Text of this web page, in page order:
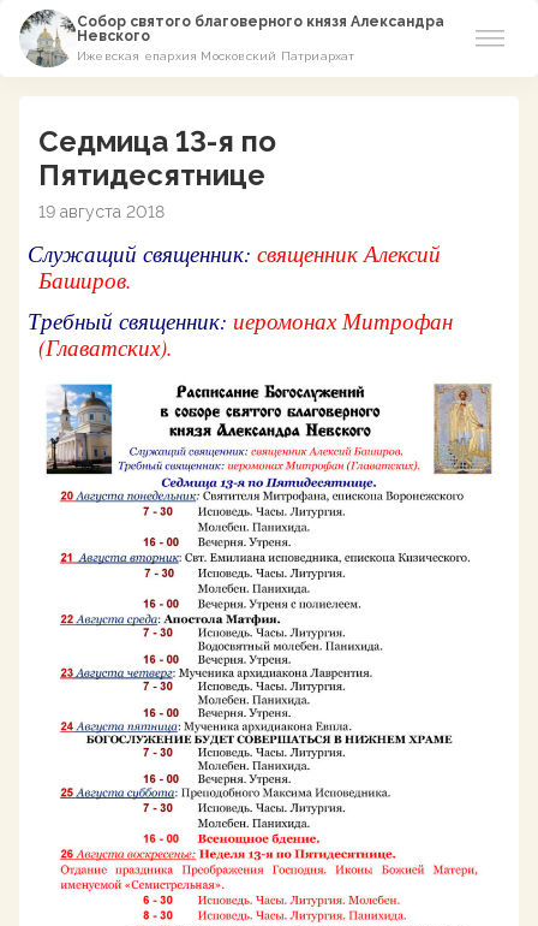
Собор святого благоверного князя Александра
Невского
Ижевская епархия Московский Патриархат
Азы Православия
Расписание
Виртуальный музей
Пожертвование
Контакты
Седмица 13-я по
Пятидесятнице
19 августа 2018
Служащий священник: священник Алексий
Баширов.
Требный священник: иеромонах Митрофан
(Главатских).